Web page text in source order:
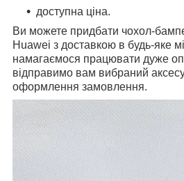
доступна ціна.
Ви можете придбати чохол-
Huawei з доставкою в будь-яке
намагаємося працювати дуже
відправимо вам вибраний
оформлення замовлення.